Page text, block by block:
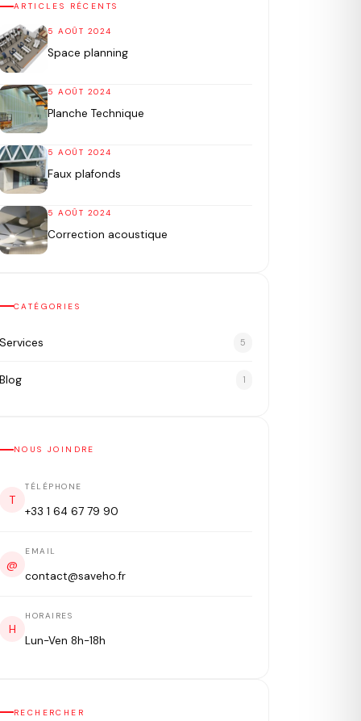
ARTICLES RÉCENTS
5 AOÛT 2024
Space planning
5 AOÛT 2024
Planche Technique
5 AOÛT 2024
Faux plafonds
5 AOÛT 2024
Correction acoustique
CATÉGORIES
Services 5
Blog 1
NOUS JOINDRE
T
TÉLÉPHONE
+33 1 64 67 79 90
@
EMAIL
contact@saveho.fr
H
HORAIRES
Lun-Ven 8h-18h
RECHERCHER